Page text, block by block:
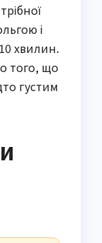
і
хвилин.
того, що
густим